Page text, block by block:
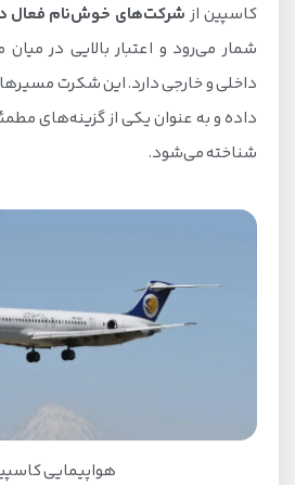
کاسپین از شرکت‌های خوش‌نام فعال
شمار می‌رود و اعتبار بالایی در
داخلی و خارجی دارد. این شکرت
داده و به عنوان یکی از گزینه‌های
شناخته می‌شود.
هواپیمایی